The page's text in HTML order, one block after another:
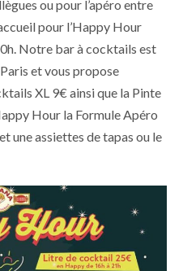
ou pour l’apéro entre
pour l’Happy Hour
Notre bar à cocktails est
et vous propose
XL 9€ ainsi que la Pinte
Hour la Formule Apéro
une assiettes de tapas ou le